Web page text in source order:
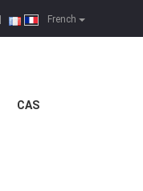
French
CAS